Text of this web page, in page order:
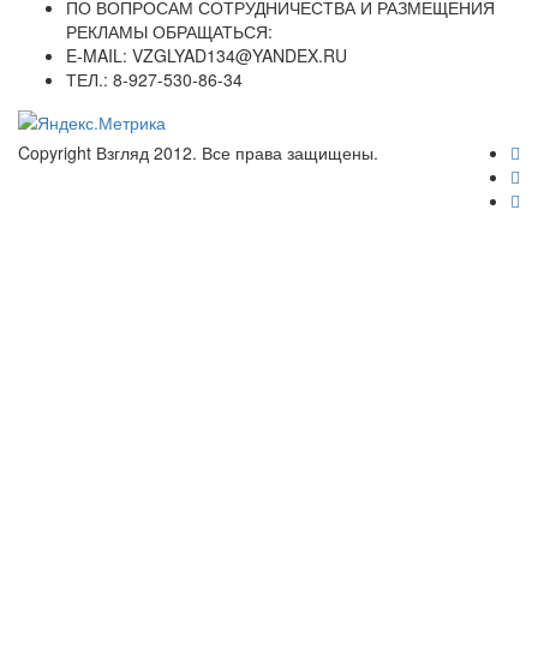
ПО ВОПРОСАМ СОТРУДНИЧЕСТВА И РАЗМЕЩЕНИЯ
РЕКЛАМЫ ОБРАЩАТЬСЯ:
E-MAIL: VZGLYAD134@YANDEX.RU
ТЕЛ.: 8-927-530-86-34
Copyright Взгляд 2012. Все права защищены.